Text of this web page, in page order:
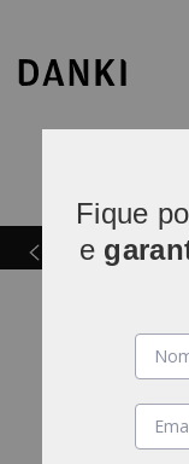
Ganhe 5%
Não
Fique
e